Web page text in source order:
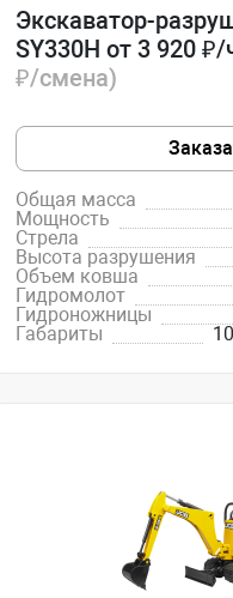
Экскаватор-
SY330H от 3 920 ₽/
₽/смена)
Общая масса
Мощность
Стрела
Высота разрушения
Объем ковша
Гидромолот
Гидроножницы
Габариты